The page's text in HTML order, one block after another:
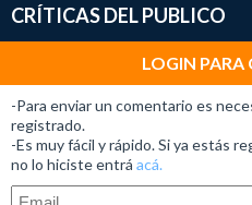
CRÍTICAS DEL PUBLICO
LOGIN PARA
-Para enviar un comentario es
registrado.
-Es muy fácil y rápido. Si ya estás
no lo hiciste entrá acá.